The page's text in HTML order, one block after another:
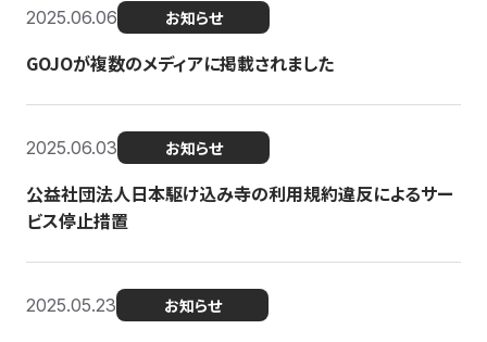
2025.06.06 お知らせ
GOJOが複数のメディアに掲載されました
2025.06.03 お知らせ
公益社団法人日本駆け込み寺の利用規約違反によるサー
ビス停止措置
2025.05.23 お知らせ